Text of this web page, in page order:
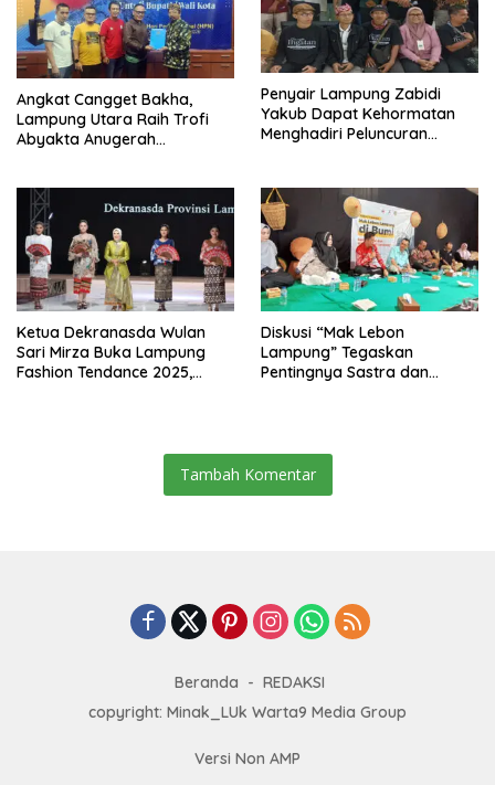
Angkat Cangget Bakha,
Lampung Utara Raih Trofi
Abyakta Anugerah
Penyair Lampung Zabidi
Yakub Dapat Kehormatan
Menghadiri Peluncuran
Ketua Dekranasda Wulan
Sari Mirza Buka Lampung
Fashion Tendance 2025,
Diskusi “Mak Lebon
Lampung” Tegaskan
Pentingnya Sastra dan
Tambah Komentar
Beranda
REDAKSI
copyright: Minak_LUk Warta9 Media Group
Versi Non AMP